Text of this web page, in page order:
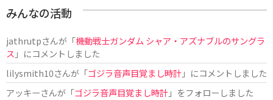
みんなの活動
jathrutpさんが「機動戦士ガンダム シャア・アズナブルのサングラ
ス 」にコメントしました
lilysmith10さんが「ゴジラ音声目覚まし時計」にコメントしました
アッキーさんが「ゴジラ音声目覚まし時計」をフォローしました